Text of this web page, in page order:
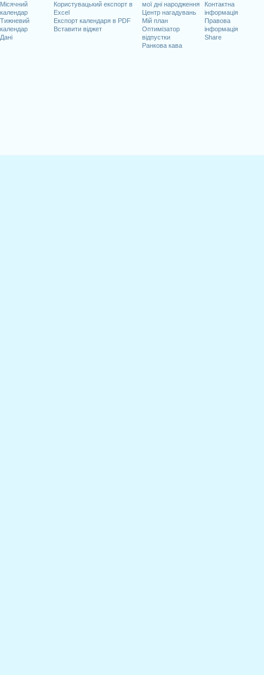
Місячний
календар
Тижневий
календар
Дані
Користувацький експорт в
Excel
Експорт календаря в PDF
Вставити віджет
мої дні народження
Центр нагадувань
Мій план
Оптимізатор
відпустки
Ранкова кава
Контактна
інформація
Правова
інформація
Share